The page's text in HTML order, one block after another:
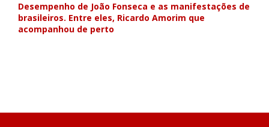
Desempenho de João Fonseca e as manifestações de
brasileiros. Entre eles, Ricardo Amorim que
acompanhou de perto